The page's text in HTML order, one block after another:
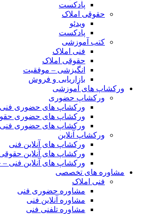
پادکست
حقوقی املاک
ویدئو
پادکست
کتب آموزشی
فنی املاک
حقوقی املاک
انگیزشی – موفقیت
بازاریابی و فروش
ورکشاپ های آموزشی
ورکشاپ حضوری
ورکشاپ های حضوری فنی
ورکشاپ های حضوری
ورکشاپ های حضوری
ورکشاپ آنلاین
ورکشاپ های آنلاین فنی
ورکشاپ های آنلاین
ورکشاپ های آنلاین فنی
مشاوره های تخصصی
فنی املاک
مشاوره حضوری فنی
مشاوره آنلاین فنی
مشاوره تلفنی فنی